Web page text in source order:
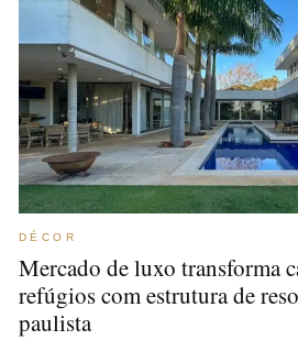
DÉCOR
Mercado de luxo transforma
refúgios com estrutura de
paulista